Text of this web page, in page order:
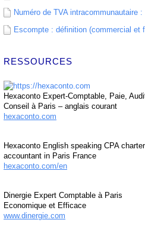
Numéro de TVA intracommunautaire :
Escompte : définition (commercial et
RESSOURCES
Hexaconto Expert-Comptable, Paie,
Conseil à Paris – anglais courant
hexaconto.com
Hexaconto English speaking CPA
accountant in Paris France
hexaconto.com/en
Dinergie Expert Comptable à Paris
Economique et Efficace
www.dinergie.com